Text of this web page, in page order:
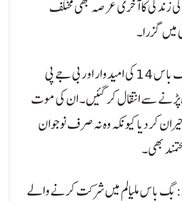
زندگی کا آخری عرصہ بھی مختلف
میں گزرا۔
سونالی فوگٹ: بگ باس 14 کی امیدوار اور بی جے پی
پڑنے سے انتقال کر گئیں۔ ان کی موت
کر دیا کیونکہ وہ نہ صرف نوجوان
بھی۔
بگ باس ملیالم میں شرکت کرنے والے